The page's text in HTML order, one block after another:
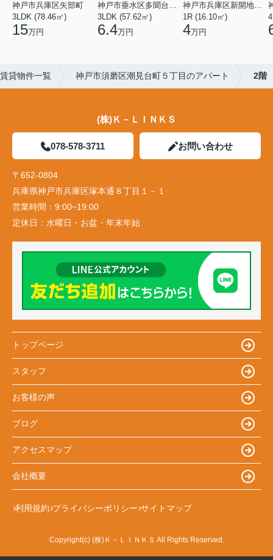
神戸市兵庫区矢部町
3LDK (78.46㎡)
15万円
神戸市垂水区多聞台２丁目
3LDK (57.62㎡)
6.4万円
神戸市兵庫区新開地１丁目
1R (16.10㎡)
4万円
貸物件一覧 神戸市須磨区潮見台町５丁目のアパート 2階
(株)Ｋ－ＬＩＮＫＳ
078-578-3711 お問い合わせ
〒652-0804
兵庫県神戸市兵庫区塚本通８丁目１－１
営業時間： 9:00~19:00
定休日： 水曜日・お盆・年末年始
トップページ
スタッフ
お客様の声
ブログ
アクセスマップ
会社概要
利用規約 プライバシーポリシー サイトマップ
Copyright(c) (株)Ｋ－ＬＩＮＫＳ All Rights Reserved.